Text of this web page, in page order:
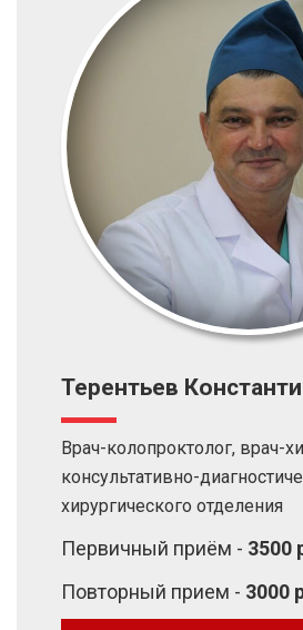
Терентьев
Врач-колопроктолог, врач-
консультативно-
хирургического отделения
Первичный приём - 3500
Повторный прием - 3000